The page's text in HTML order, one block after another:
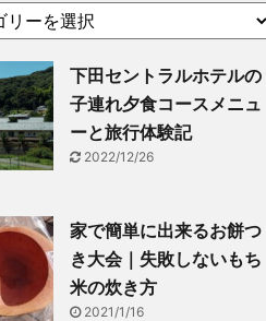
下田セントラルホテルの
子連れ夕食コースメニュ
ーと旅行体験記
2022/12/26
家で簡単に出来るお餅つ
き大会｜失敗しないもち
米の炊き方
2021/1/16